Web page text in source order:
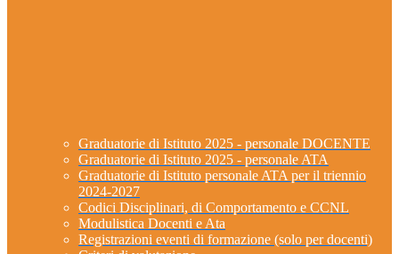
Graduatorie di Istituto 2025 - personale DOCENTE
Graduatorie di Istituto 2025 - personale ATA
Graduatorie di Istituto personale ATA per il triennio
2024-2027
Codici Disciplinari, di Comportamento e CCNL
Modulistica Docenti e Ata
Registrazioni eventi di formazione (solo per docenti)